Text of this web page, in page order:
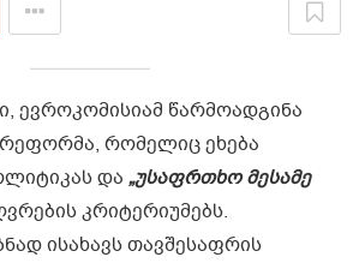
ევროკომისიამ წარმოადგინა
რომელიც ეხება
და „უსაფრთხო მესამე
კრიტერიუმებს.
ისახავს თავშესაფრის